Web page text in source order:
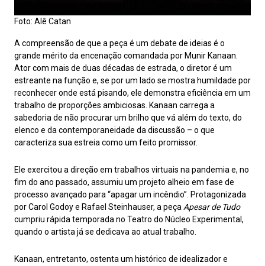
Foto: Alê Catan
A compreensão de que a peça é um debate de ideias é o
grande mérito da encenação comandada por Munir Kanaan.
Ator com mais de duas décadas de estrada, o diretor é um
estreante na função e, se por um lado se mostra humildade por
reconhecer onde está pisando, ele demonstra eficiência em um
trabalho de proporções ambiciosas. Kanaan carrega a
sabedoria de não procurar um brilho que vá além do texto, do
elenco e da contemporaneidade da discussão – o que
caracteriza sua estreia como um feito promissor.
Ele exercitou a direção em trabalhos virtuais na pandemia e, no
fim do ano passado, assumiu um projeto alheio em fase de
processo avançado para “apagar um incêndio”. Protagonizada
por Carol Godoy e Rafael Steinhauser, a peça Apesar de Tudo
cumpriu rápida temporada no Teatro do Núcleo Experimental,
quando o artista já se dedicava ao atual trabalho.
Kanaan, entretanto, ostenta um histórico de idealizador e